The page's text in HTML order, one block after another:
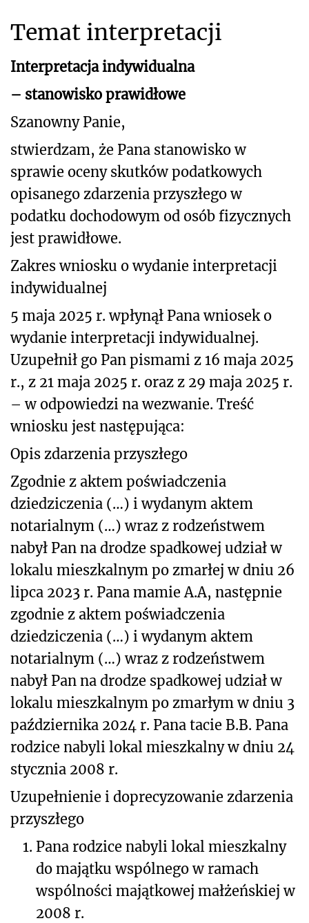
Temat interpretacji
Interpretacja indywidualna
– stanowisko prawidłowe
Szanowny Panie,
stwierdzam, że Pana stanowisko w
sprawie oceny skutków podatkowych
opisanego zdarzenia przyszłegow
podatku dochodowym od osób fizycznych
jest prawidłowe.
Zakres wniosku o wydanie interpretacji
indywidualnej
5 maja 2025 r. wpłynął Pana wniosek o
wydanie interpretacji indywidualnej.
Uzupełnił go Pan pismami z 16 maja 2025
r., z 21 maja 2025 r. oraz z 29 maja 2025 r.
– w odpowiedzi na wezwanie. Treść
wniosku jest następująca:
Opis zdarzenia przyszłego
Zgodnie z aktem poświadczenia
dziedziczenia (…) i wydanym aktem
notarialnym (…) wraz z rodzeństwem
nabył Pan na drodze spadkowej udział w
lokalu mieszkalnym po zmarłej w dniu 26
lipca 2023 r. Pana mamie A.A, następnie
zgodnie z aktem poświadczenia
dziedziczenia (…) i wydanym aktem
notarialnym (…) wraz z rodzeństwem
nabył Pan na drodze spadkowej udział w
lokalu mieszkalnym po zmarłym w dniu 3
października 2024 r. Pana tacie B.B. Pana
rodzice nabyli lokal mieszkalny w dniu 24
stycznia 2008 r.
Uzupełnienie i doprecyzowanie zdarzenia
przyszłego
1. Pana rodzice nabyli lokal mieszkalny
do majątku wspólnego w ramach
wspólności majątkowej małżeńskiej w
2008 r.